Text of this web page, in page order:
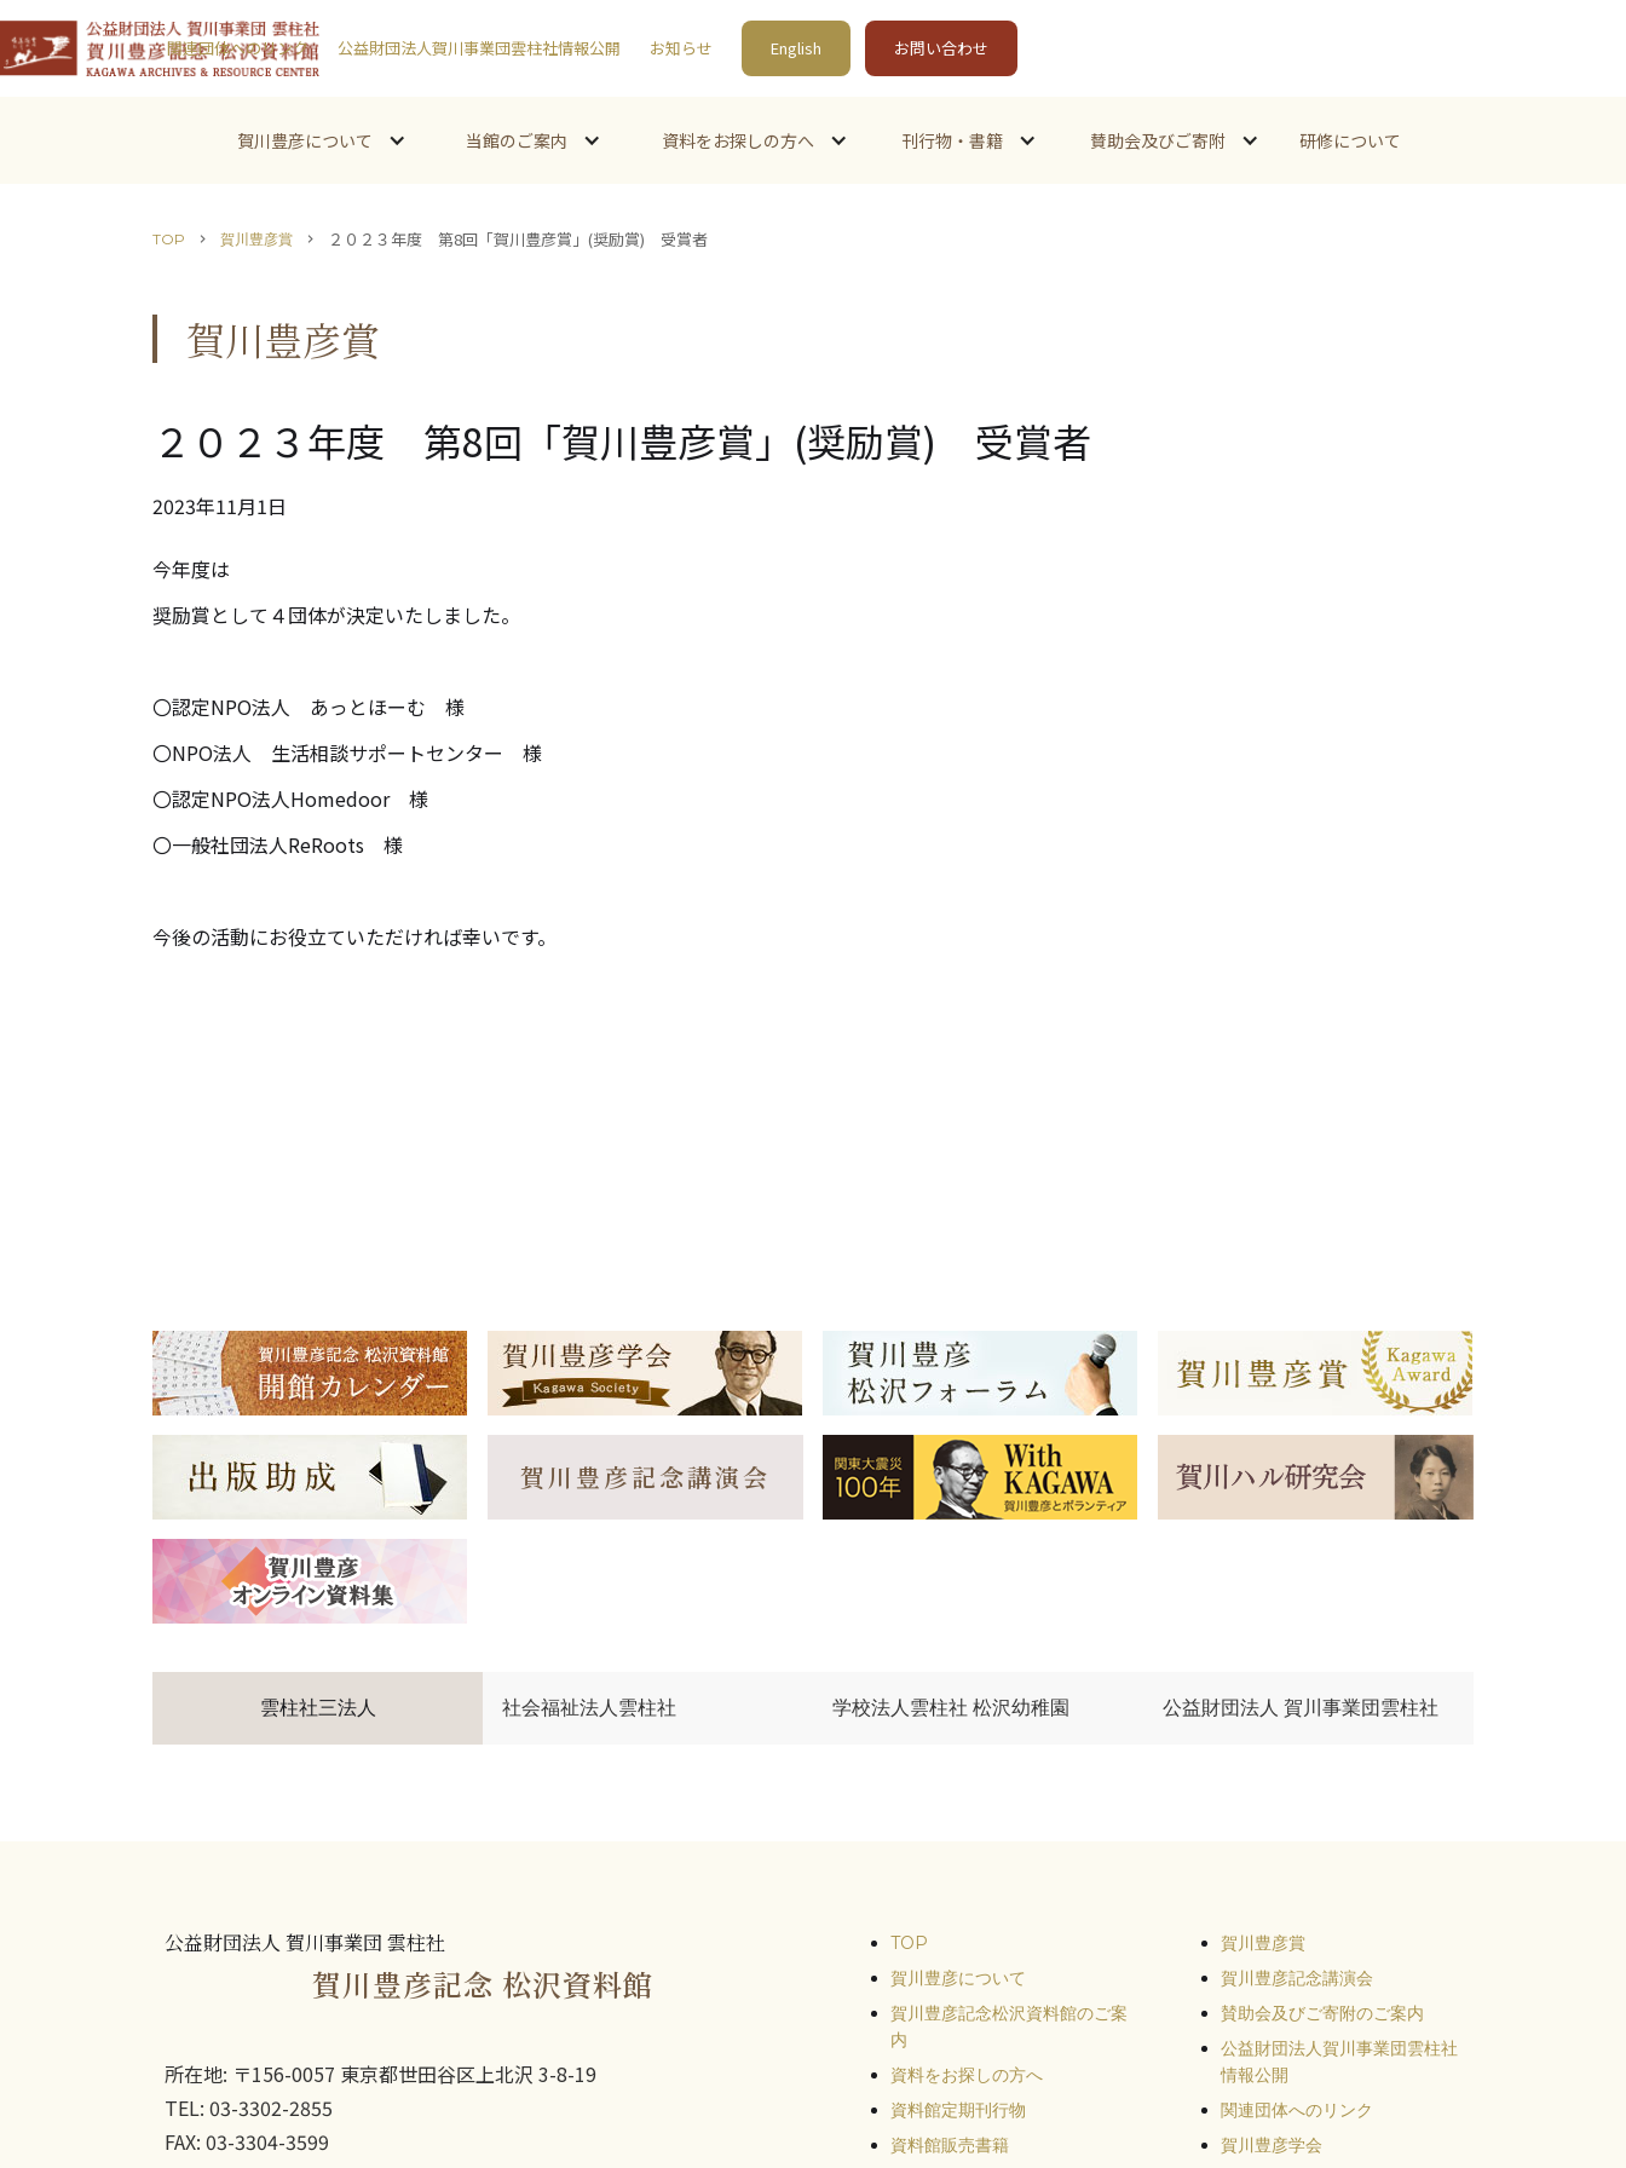
関連団体へのリンク 公益財団法人賀川事業団雲柱社情報公開 お知らせ English お問い合わせ
賀川豊彦について 当館のご案内 資料をお探しの方へ 刊行物・書籍 賛助会及びご寄附 研修について
TOP chevron_right 賀川豊彦賞 chevron_right ２０２３年度 第8回「賀川豊彦賞」(奨励賞) 受賞者
賀川豊彦賞
２０２３年度 第8回「賀川豊彦賞」(奨励賞) 受賞者
2023年11月1日
今年度は
奨励賞として４団体が決定いたしました。
〇認定NPO法人 あっとほーむ 様
〇NPO法人 生活相談サポートセンター 様
〇認定NPO法人Homedoor 様
〇一般社団法人ReRoots 様
今後の活動にお役立ていただければ幸いです。
賀川豊彦記念講演会
雲柱社三法人 社会福祉法人雲柱社 学校法人雲柱社 松沢幼稚園 公益財団法人 賀川事業団雲柱社
公益財団法人 賀川事業団 雲柱社
賀川豊彦記念 松沢資料館
所在地: 〒156-0057 東京都世田谷区上北沢 3-8-19
TEL: 03-3302-2855
FAX: 03-3304-3599
TOP
賀川豊彦について
賀川豊彦記念松沢資料館のご案
内
資料をお探しの方へ
資料館定期刊行物
資料館販売書籍
賀川豊彦賞
賀川豊彦記念講演会
賛助会及びご寄附のご案内
公益財団法人賀川事業団雲柱社
情報公開
関連団体へのリンク
賀川豊彦学会